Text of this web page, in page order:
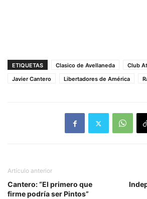
ETIQUETAS Clasico de Avellaneda
Club
Javier Cantero
Libertadores de América
Artículo anterior
Cantero: “El primero que
firme podría ser Pintos”